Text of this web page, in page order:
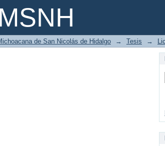
de San Nicolás de Hidalgo → Tesis →